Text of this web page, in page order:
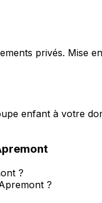
privés. Mise
enfant à votre
?
?